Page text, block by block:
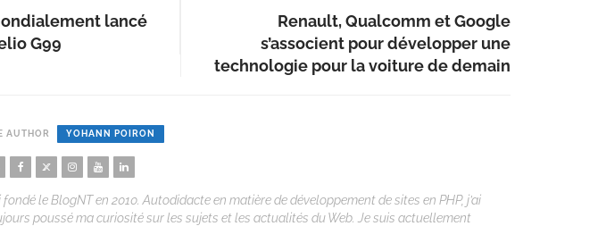
lancé
G99
Renault, Qualcomm et Google
s’associent pour développer une
technologie pour la voiture de demain
AUTHOR YOHANN POIRON
fondé le BlogNT en 2010. Autodidacte en matière de développement de sites en PHP, j’ai
poussé ma curiosité sur les sujets et les actualités du Web. Je suis actuellement